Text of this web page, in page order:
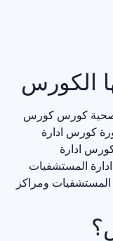
الكورس
كورس كورس
كورس ادارة
ادارة
المستشفيات
ومراكز